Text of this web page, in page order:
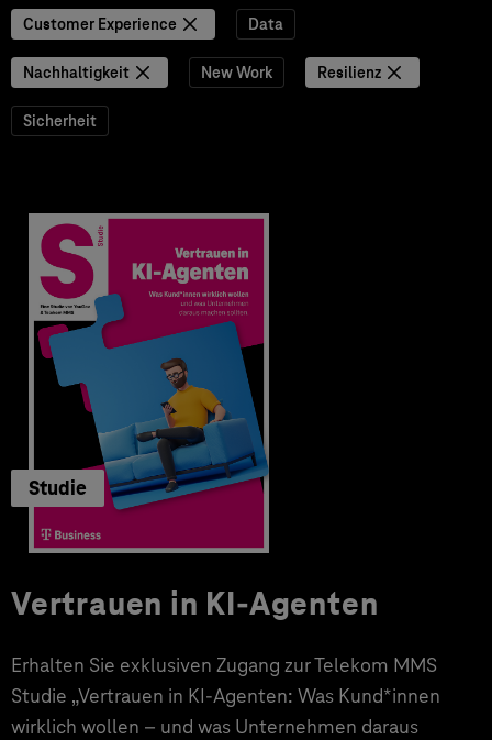
Customer Experience Data
Nachhaltigkeit New Work Resilienz
Sicherheit
Studie
Vertrauen in KI-Agenten
Erhalten Sie exklusiven Zugang zur Telekom MMS
Studie „Vertrauen in KI-Agenten: Was Kund*innen
wirklich wollen – und was Unternehmen daraus